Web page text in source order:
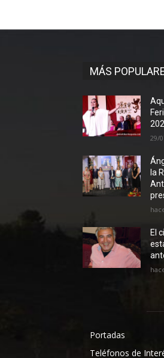
MÁS
29/
la
El
Portadas
Teléfonos de